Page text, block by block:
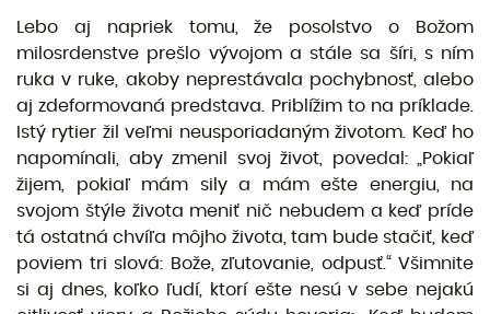
Lebo aj napriek tomu, že posolstvo o Božom
milosrdenstve prešlo vývojom a stále sa šíri, s ním
ruka v ruke, akoby neprestávala pochybnosť, alebo
aj zdeformovaná predstava. Priblížim to na príklade.
Istý rytier žil veľmi neusporiadaným životom. Keď ho
napomínali, aby zmenil svoj život, povedal: „Pokiaľ
žijem, pokiaľ mám sily a mám ešte energiu, na
svojom štýle života meniť nič nebudem a keď príde
tá ostatná chvíľa môjho života, tam bude stačiť, keď
poviem tri slová: Bože, zľutovanie, odpusť.“ Všimnite
si aj dnes, koľko ľudí, ktorí ešte nesú v sebe nejakú